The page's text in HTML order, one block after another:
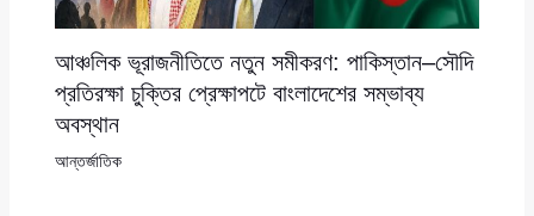
আঞ্চলিক ভূরাজনীতিতে নতুন সমীকরণ: পাকিস্তান–সৌদি
প্রতিরক্ষা চুক্তির প্রেক্ষাপটে বাংলাদেশের সম্ভাব্য
অবস্থান
আন্তর্জাতিক